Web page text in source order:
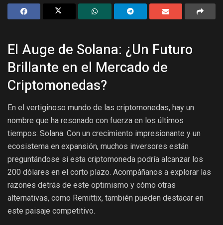
El Auge de Solana: ¿Un Futuro
Brillante en el Mercado de
Criptomonedas?
En el vertiginoso mundo de las criptomonedas, hay un
nombre que ha resonado con fuerza en los últimos
tiempos: Solana. Con un crecimiento impresionante y un
ecosistema en expansión, muchos inversores están
preguntándose si esta criptomoneda podría alcanzar los
200 dólares en el corto plazo. Acompáñanos a explorar las
razones detrás de este optimismo y cómo otras
alternativas, como Remittix, también pueden destacar en
este paisaje competitivo.